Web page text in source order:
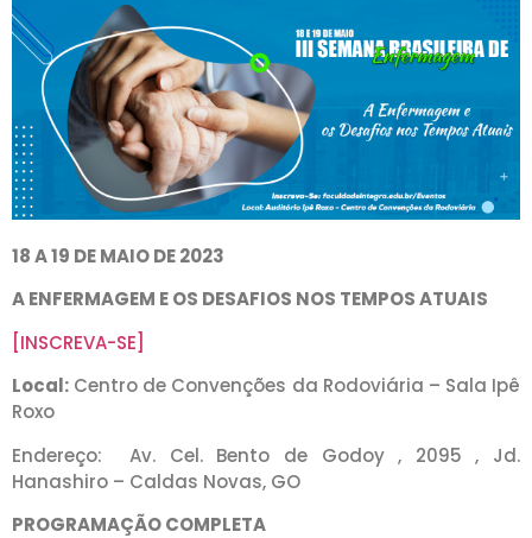
18 A 19 DE MAIO DE 2023
A ENFERMAGEM E OS DESAFIOS NOS TEMPOS ATUAIS
[INSCREVA-SE]
Local: Centro de Convenções da Rodoviária – Sala Ipê
Roxo
Endereço: Av. Cel. Bento de Godoy , 2095 , Jd.
Hanashiro – Caldas Novas, GO
PROGRAMAÇÃO COMPLETA